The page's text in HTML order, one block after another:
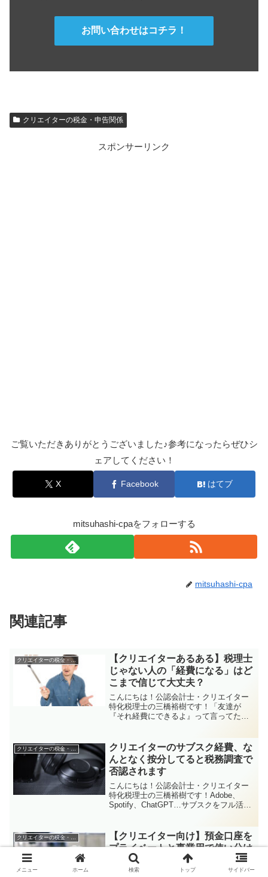
お問い合わせはコチラ！
クリエイターの税金・申告関係
スポンサーリンク
ご覧いただきありがとうございました♪参考になったらぜひシ
ェアしてください！
X Facebook はてブ
mitsuhashi-cpaをフォローする
mitsuhashi-cpa
関連記事
クリエイターの税金・申告関係
【クリエイターあるある】税理士
じゃない人の「経費になる」はど
こまで信じて大丈夫？
こんにちは！公認会計士・クリエイター
特化税理士の三橋裕樹です！「友達が
『それ経費にできるよ』って言ってたか
ふうに、人づての情報を頼りに経費の判
断をしている方、意外と多いで...
クリエイターのサブスク経費、な
んとなく按分してると税務調査で
否認されます
こんにちは！公認会計士・クリエイター
特化税理士の三橋裕樹です！Adobe、
Spotify、ChatGPT…サブスクをフル活用
費で落としていいんですか？」「仕事で
もプライ...
クリエイターの税金・申告関係
【クリエイター向け】預金口座を
プライベートと事業用で使い分け
たほうがいい理由
こんにちは！公認会計士・クリエイター
メニュー ホーム 検索 トップ サイドバー